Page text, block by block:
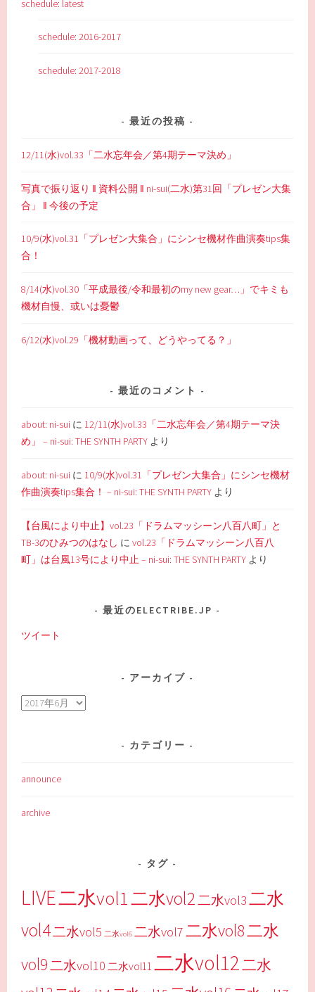
schedule: latest
schedule: 2016-2017
schedule: 2017-2018
最近の投稿
12/11(水)vol.33「二水忘年会／第4期テーマ決め」
写真で振り返り ‖ 資料公開 ‖ ni-sui(二水)第31回「プレゼン大集
合」 ‖ 今後の予定
10/9(水)vol.31「プレゼン大集合」にシンセ機材作曲演奏tips集
合！
8/14(水)vol.30「平成最後/令和最初のmy new gear…」でキミも
機材自慢、或いは憂鬱
6/12(水)vol.29「機材動画って、どうやってる？」
最近のコメント
about: ni-sui に 12/11(水)vol.33「二水忘年会／第4期テーマ決
め」 – ni-sui: THE SYNTH PARTY より
about: ni-sui に 10/9(水)vol.31「プレゼン大集合」にシンセ機材
作曲演奏tips集合！ – ni-sui: THE SYNTH PARTY より
【台風により中止】vol.23「ドラムマッシーン八百八町」と
TB-3のひみつのはなし にvol.23「ドラムマッシーン八百八
町」は台風13号により中止 – ni-sui: THE SYNTH PARTY より
最近のELECTRIBE.JP
ツイート
アーカイブ
ア
カテゴリー
announce
archive
タグ
LIVE二水vol1二水vol2二水vol3二水
vol4二水vol5 二水vol6 二水vol7二水vol8二水
vol9二水vol10 二水vol11 二水vol12二水